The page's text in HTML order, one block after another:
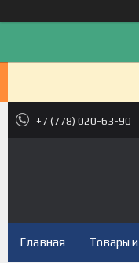
+7 (778) 020-63-90
Главная Товары и